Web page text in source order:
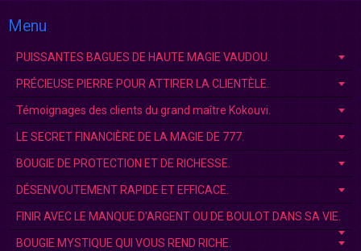
Menu
PUISSANTES BAGUES DE HAUTE MAGIE VAUDOU.
PRÉCIEUSE PIERRE POUR ATTIRER LA CLIENTÈLE.
Témoignages des clients du grand maître Kokouvi.
LE SECRET FINANCIÈRE DE LA MAGIE DE 777.
BOUGIE DE PROTECTION ET DE RICHESSE.
DÉSENVOUTEMENT RAPIDE ET EFFICACE.
FINIR AVEC LE MANQUE D'ARGENT OU DE BOULOT DANS SA VIE.
BOUGIE MYSTIQUE QUI VOUS REND RICHE.